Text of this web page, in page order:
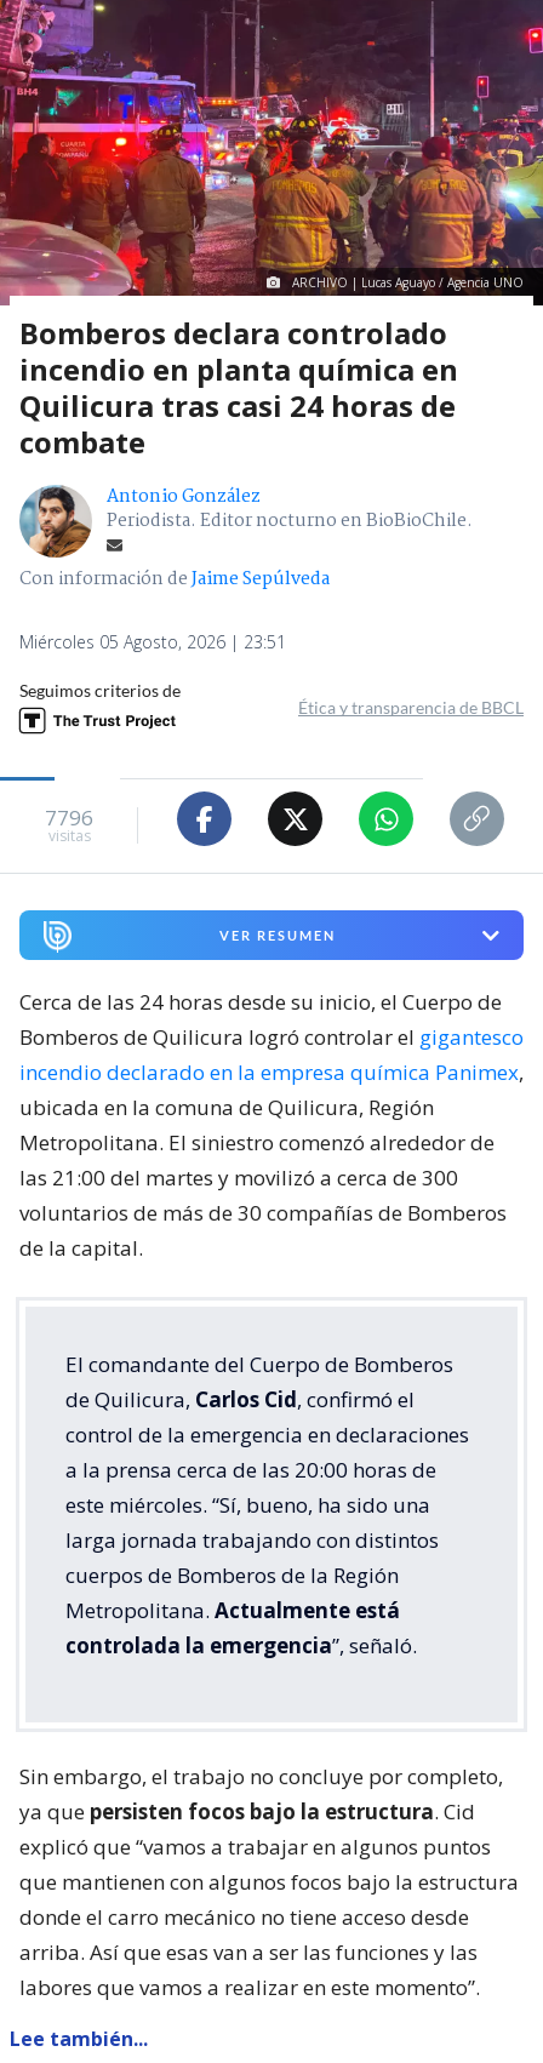
ARCHIVO | Lucas Aguayo / Agencia UNO
Bomberos declara controlado
incendio en planta química en
Quilicura tras casi 24 horas de
combate
Antonio González
Periodista. Editor nocturno en BioBioChile.
Con información deJaime Sepúlveda
Miércoles 05 Agosto, 2026 | 23:51
Seguimos criterios de
Ética y transparencia de BBCL
7796
visitas
VER RESUMEN
Cerca de las 24 horas desde su inicio, el Cuerpo de
Bomberos de Quilicura logró controlar el gigantesco
incendio declarado en la empresa química Panimex,
ubicada en la comuna de Quilicura, Región
Metropolitana. El siniestro comenzó alrededor de
las 21:00 del martes y movilizó a cerca de 300
voluntarios de más de 30 compañías de Bomberos
de la capital.
El comandante del Cuerpo de Bomberos
de Quilicura, Carlos Cid, confirmó el
control de la emergencia en declaraciones
a la prensa cerca de las 20:00 horas de
este miércoles. “Sí, bueno, ha sido una
larga jornada trabajando con distintos
cuerpos de Bomberos de la Región
Metropolitana. Actualmente está
controlada la emergencia”, señaló.
Sin embargo, el trabajo no concluye por completo,
ya que persisten focos bajo la estructura. Cid
explicó que “vamos a trabajar en algunos puntos
que mantienen con algunos focos bajo la estructura
donde el carro mecánico no tiene acceso desde
arriba. Así que esas van a ser las funciones y las
labores que vamos a realizar en este momento”.
Lee también...